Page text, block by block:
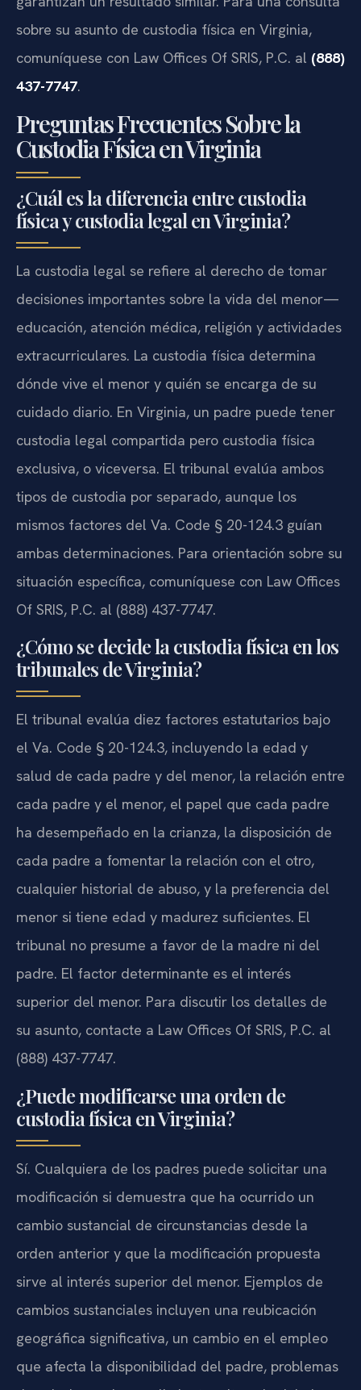
sobre su asunto de custodia física en Virginia,
comuníquese con Law Offices Of SRIS, P.C. al (888)
437-7747.
Preguntas Frecuentes Sobre la
Custodia Física en Virginia
¿Cuál es la diferencia entre custodia
física y custodia legal en Virginia?
La custodia legal se refiere al derecho de tomar
decisiones importantes sobre la vida del menor—
educación, atención médica, religión y actividades
extracurriculares. La custodia física determina
dónde vive el menor y quién se encarga de su
cuidado diario. En Virginia, un padre puede tener
custodia legal compartida pero custodia física
exclusiva, o viceversa. El tribunal evalúa ambos
tipos de custodia por separado, aunque los
mismos factores del Va. Code § 20-124.3 guían
ambas determinaciones. Para orientación sobre su
situación específica, comuníquese con Law Offices
Of SRIS, P.C. al (888) 437-7747.
¿Cómo se decide la custodia física en los
tribunales de Virginia?
El tribunal evalúa diez factores estatutarios bajo
el Va. Code § 20-124.3, incluyendo la edad y
salud de cada padre y del menor, la relación entre
cada padre y el menor, el papel que cada padre
ha desempeñado en la crianza, la disposición de
cada padre a fomentar la relación con el otro,
cualquier historial de abuso, y la preferencia del
menor si tiene edad y madurez suficientes. El
tribunal no presume a favor de la madre ni del
padre. El factor determinante es el interés
superior del menor. Para discutir los detalles de
su asunto, contacte a Law Offices Of SRIS, P.C. al
(888) 437-7747.
¿Puede modificarse una orden de
custodia física en Virginia?
Sí. Cualquiera de los padres puede solicitar una
modificación si demuestra que ha ocurrido un
cambio sustancial de circunstancias desde la
orden anterior y que la modificación propuesta
sirve al interés superior del menor. Ejemplos de
cambios sustanciales incluyen una reubicación
geográfica significativa, un cambio en el empleo
que afecta la disponibilidad del padre, problemas